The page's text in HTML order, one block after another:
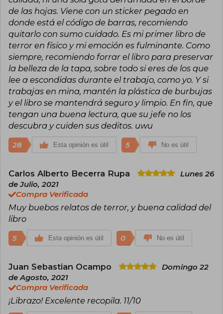
de las hojas. Viene con un sticker pegado en
donde está el código de barras, recomiendo
quitarlo con sumo cuidado. Es mi primer libro de
terror en físico y mi emoción es fulminante. Como
siempre, recomiendo forrar el libro para preservar
la belleza de la tapa, sobre todo si eres de los que
lee a escondidas durante el trabajo, como yo. Y si
trabajas en mina, mantén la plástica de burbujas
y el libro se mantendrá seguro y limpio. En fin, que
tengan una buena lectura, que su jefe no los
descubra y cuiden sus deditos. uwu
28 Esta opinión es útil 5 No es útil
Carlos Alberto Becerra Rupa
Lunes 26
de Julio, 2021
Compra Verificada
Muy buebos relatos de terror, y buena calidad del
libro
5 Esta opinión es útil 0 No es útil
Juan Sebastian Ocampo
Domingo 22
de Agosto, 2021
Compra Verificada
¡Librazo! Excelente recopila. 11/10